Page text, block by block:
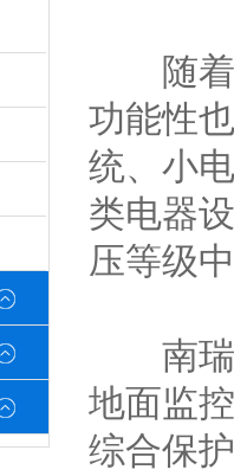
随着
功能性
统、小
类电器
压等级
南瑞综
地面监
综合保